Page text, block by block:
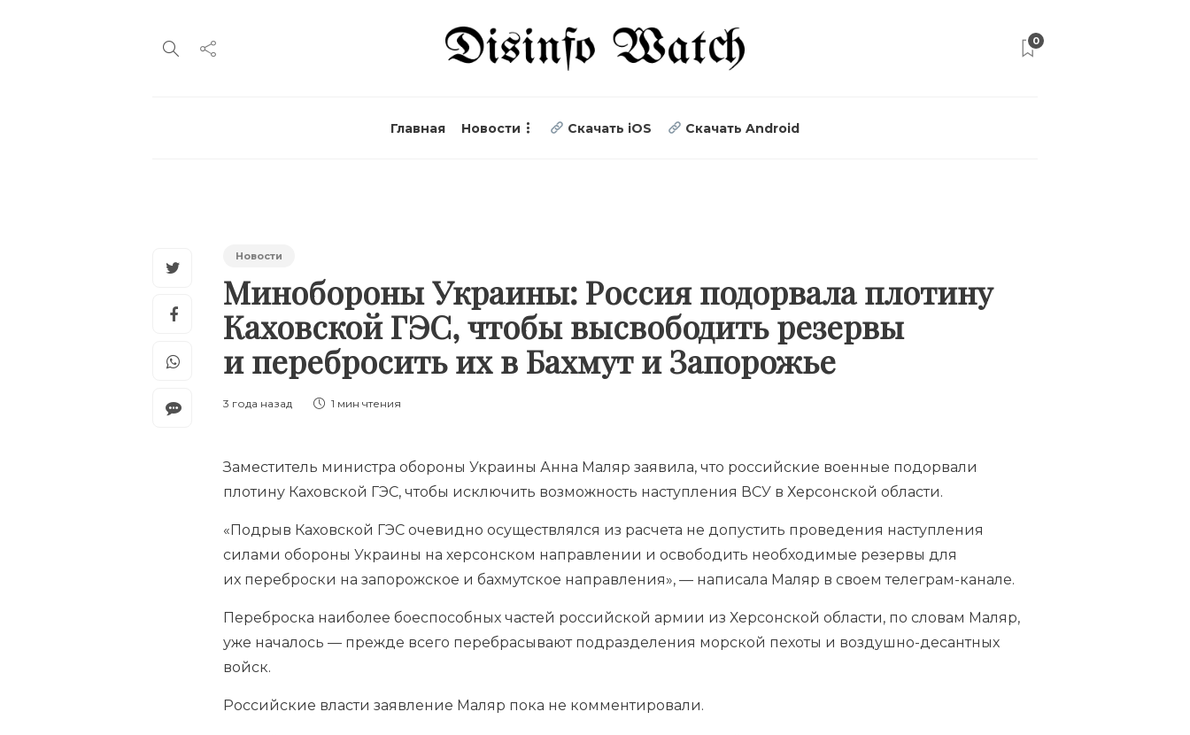
0
Главная Новости Скачать iOS Скачать Android
Новости
Минобороны Украины: Россия подорвала плотину
Каховской ГЭС, чтобы высвободить резервы
и перебросить их в Бахмут и Запорожье
3 года назад 1 мин чтения
Заместитель министра обороны Украины Анна Маляр заявила, что российские военные подорвали
плотину Каховской ГЭС, чтобы исключить возможность наступления ВСУ в Херсонской области.
«Подрыв Каховской ГЭС очевидно осуществлялся из расчета не допустить проведения наступления
силами обороны Украины на херсонском направлении и освободить необходимые резервы для
их переброски на запорожское и бахмутское направления», — написала Маляр в своем телеграм-канале.
Переброска наиболее боеспособных частей российской армии из Херсонской области, по словам Маляр,
уже началось — прежде всего перебрасывают подразделения морской пехоты и воздушно-десантных
войск.
Российские власти заявление Маляр пока не комментировали.